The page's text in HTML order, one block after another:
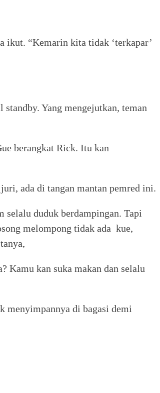
ikut. “Kemarin kita tidak ‘terkapar’
Yang mengejutkan, teman
berangkat Rick. Itu kan
ada di tangan mantan pemred ini.
selalu duduk berdampingan. Tapi
melompong tidak ada kue,
Kamu kan suka makan dan selalu
menyimpannya di bagasi demi